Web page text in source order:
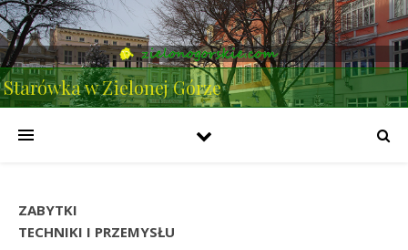
Starówka w Zielonej Górze
ZABYTKI
TECHNIKI I PRZEMYSŁU